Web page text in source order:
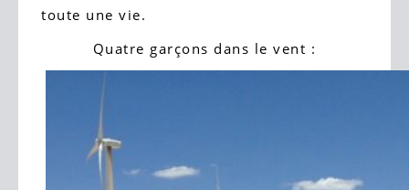
toute une vie.
Quatre garçons dans le vent :